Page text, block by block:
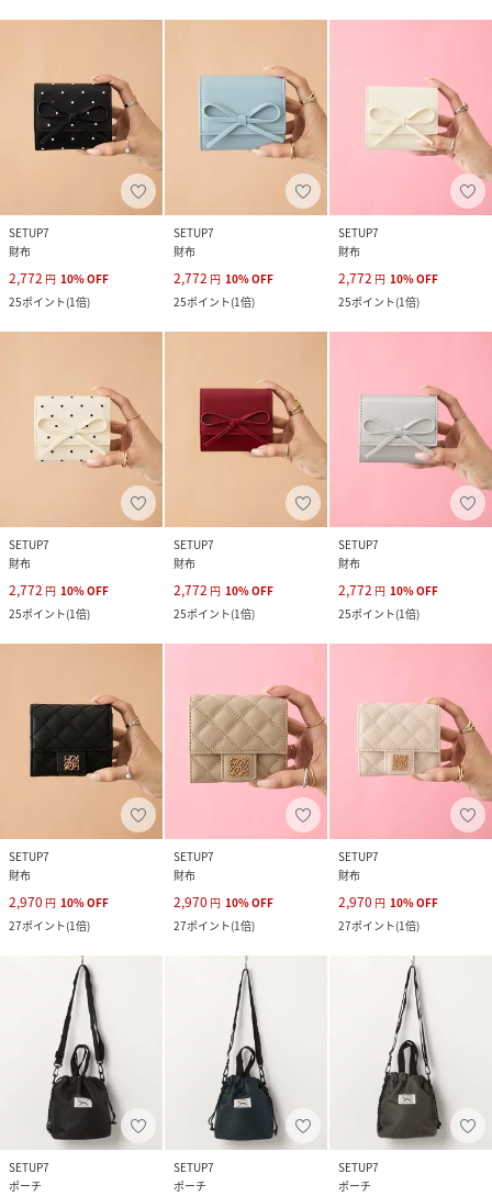
SETUP7
財布
2,772 円 10%OFF
25ポイント(1倍)
SETUP7
財布
2,772 円 10%OFF
25ポイント(1倍)
SETUP7
財布
2,772 円 10%OFF
25ポイント(1倍)
SETUP7
財布
2,772 円 10%OFF
25ポイント(1倍)
SETUP7
財布
2,772 円 10%OFF
25ポイント(1倍)
SETUP7
財布
2,772 円 10%OFF
25ポイント(1倍)
SETUP7
財布
2,970 円 10%OFF
27ポイント(1倍)
SETUP7
財布
2,970 円 10%OFF
27ポイント(1倍)
SETUP7
財布
2,970 円 10%OFF
27ポイント(1倍)
SETUP7
ポーチ
SETUP7
ポーチ
SETUP7
ポーチ